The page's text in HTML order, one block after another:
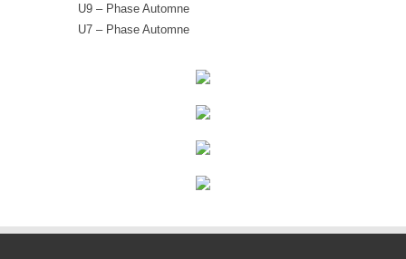
U9 – Phase Automne
U7 – Phase Automne